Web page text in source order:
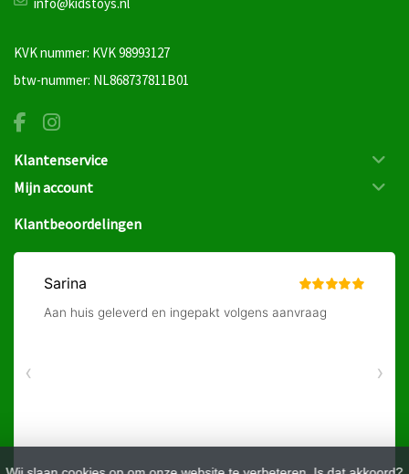
KVK nummer: KVK 98993127
btw-nummer: NL868737811B01
Klantenservice
Mijn account
Klantbeoordelingen